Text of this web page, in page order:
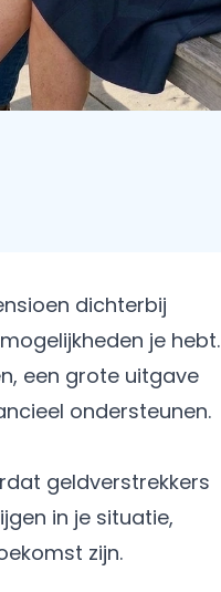
dichterbij
je hebt.
een grote uitgave
ondersteunen.
geldverstrekkers
in je situatie,
zijn.